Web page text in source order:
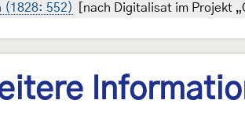
(1828: 552) [nach Digitalisat im Projekt